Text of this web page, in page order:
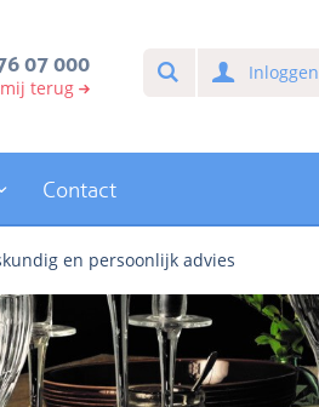
07 000
terug
SearchInloggen
Contact
en persoonlijk advies